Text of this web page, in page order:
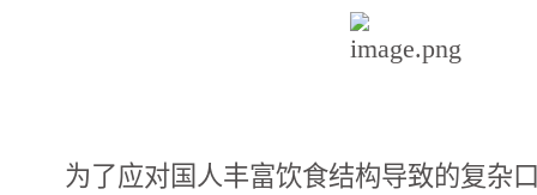
为了应对国人丰富饮食结构导致的复杂